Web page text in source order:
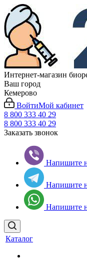
Интернет-магазин
Ваш город
Кемерово
ВойтиМой кабинет
8 800 333 40 29
8 800 333 40 29
Заказать звонок
Напишите
Напишите
Напишите
Каталог